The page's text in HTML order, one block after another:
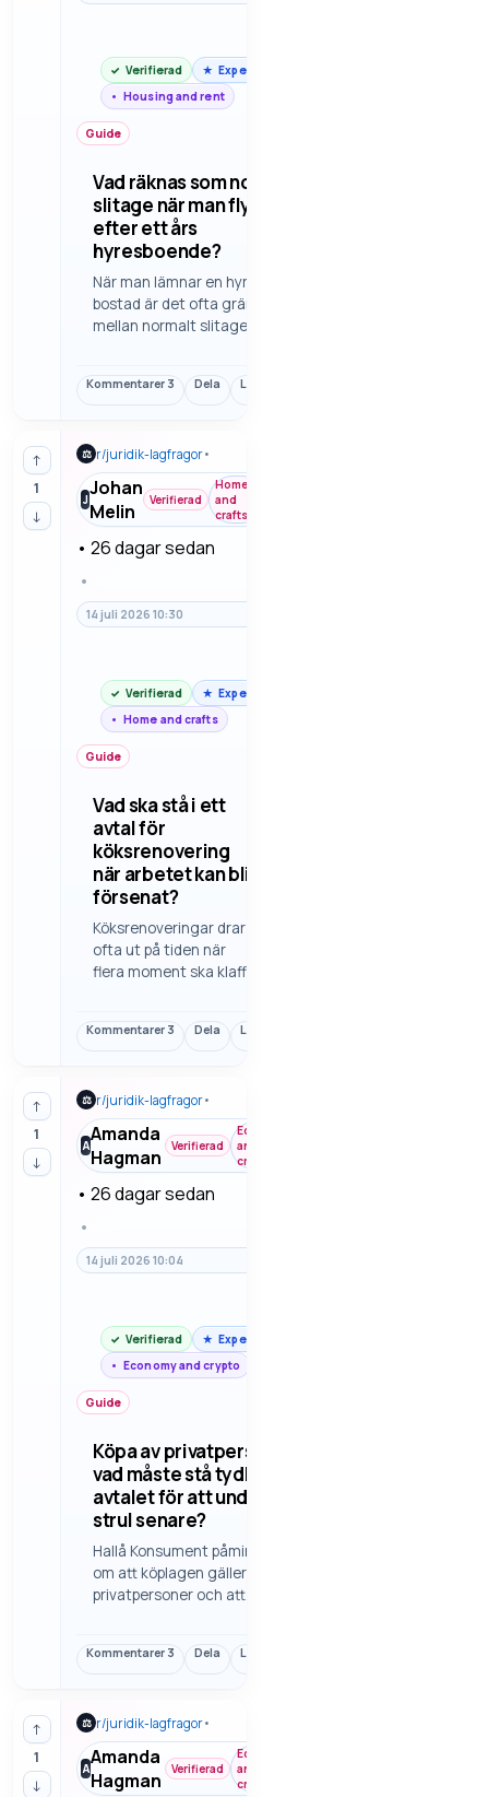
Verifierad
Expert
Housing and rent
Guide
Vad räknas som normalt
slitage när man flyttar ut
efter ett års
hyresboende?
När man lämnar en hyrd
bostad är det ofta gränsen
mellan normalt slitage och
vi på hur man brukar resonera
boende.
Kommentarer 3 Dela Länk
↑
1
↓
⚖ r/juridik-lagfragor•
JJohan
Melin
Verifierad
Home
and
crafts
• 26 dagar sedan
•
14 juli 2026 10:30
Verifierad
Expert
Home and crafts
Guide
Vad ska stå i ett
avtal för
köksrenovering
när arbetet kan bli
försenat?
Köksrenoveringar drar
ofta ut på tiden när
flera moment ska klaffa
vara tydliga i avtalet
onödigt dyra.
Kommentarer 3 Dela Länk
↑
1
↓
⚖ r/juridik-lagfragor•
AAmanda
Hagman
Verifierad
Economy
and
crypto
• 26 dagar sedan
•
14 juli 2026 10:04
Verifierad
Expert
Economy and crypto
Guide
Köpa av privatperson -
vad måste stå tydligt i
avtalet för att undvika
strul senare?
Hallå Konsument påminner
om att köplagen gäller mellan
privatpersoner och att
tydligt. Här tittar vi på vad
tvist…
Kommentarer 3 Dela Länk
↑
1
↓
⚖ r/juridik-lagfragor•
AAmanda
Hagman
Verifierad
Economy
and
crypto